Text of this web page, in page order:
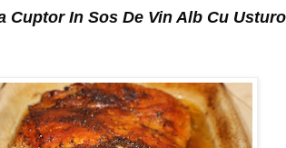
Cuptor In Sos De Vin Alb Cu